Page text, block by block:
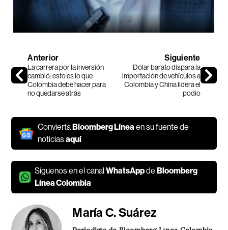
Anterior
La carrera por la inversión
cambió: esto es lo que
Colombia debe hacer para
no quedarse atrás
Siguiente
Dólar barato dispara la
importación de vehículos a
Colombia y China lidera el
podio
Convierta Bloomberg Líneaen su fuente de
noticiasaquí
Síguenos en el canalWhatsAppde Bloomberg
Línea Colombia
María C. Suárez